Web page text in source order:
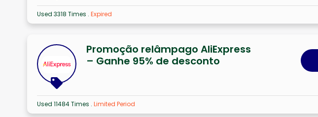
Used 3318 Times . Expired
Promoção relâmpago AliExpress
– Ganhe 95% de desconto
Used 11484 Times . Limited Period